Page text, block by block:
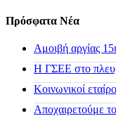
Πρόσφατα Νέα
Αμοιβή αργίας
H ΓΣΕΕ στο
Κοινωνικοί
Αποχαιρετούμε